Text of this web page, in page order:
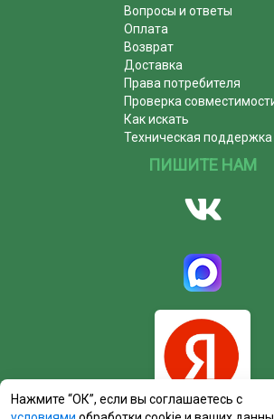
Вопросы и ответы
Оплата
Возврат
Доставка
Права потребителя
Проверка
Как искать
Техническая поддержка
ПИШИТЕ НАМ
Нажмите “ОК”, если вы соглашаетесь с